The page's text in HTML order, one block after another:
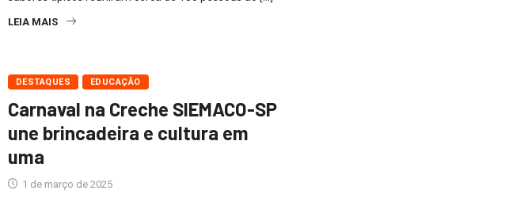
LEIA MAIS
DESTAQUES EDUCAÇÃO
Carnaval na Creche SIEMACO-SP
une brincadeira e cultura em
uma
1 de março de 2025